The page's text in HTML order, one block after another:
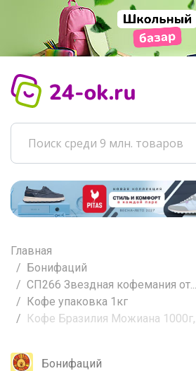
Главная
Бонифаций
СП266 Звездная кофемания от...
Кофе упаковка 1кг
Кофе Бразилия Можиана 1000г,...
Бонифаций